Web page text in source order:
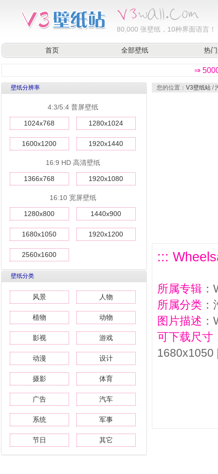
80,000 张壁纸，10种界面语言！
首页 全部壁纸 热
⇒
壁纸分辨率
4:3/5:4 普屏壁纸
1024x768 1280x1024
1600x1200 1920x1440
16:9 HD 高清壁纸
1366x768 1920x1080
16:10 宽屏壁纸
1280x800 1440x900
1680x1050 1920x1200
2560x1600
壁纸分类
风景 人物
植物 动物
影视 游戏
动漫 设计
摄影 体育
广告 汽车
系统 军事
节日 其它
您的位置： V3壁纸站 /
:::
所属专辑
所属分类
图片描述
可下载尺寸
1680x1050